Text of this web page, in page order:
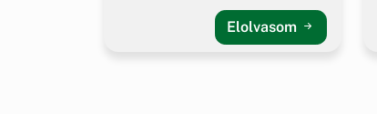
Elolvasom